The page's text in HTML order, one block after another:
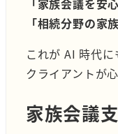
「相続分野の家
これが AI 時代に
クライアントが
家族会議